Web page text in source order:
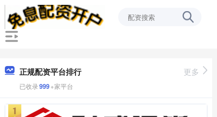
正规配资平台排行
已收录999+家平台
更多